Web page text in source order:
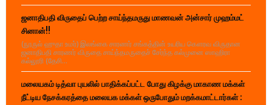
ஜனாதிபதி விருதைப் பெற்ற சாய்ந்தமருது மாணவன் அன்சார் முஹம்மட்
சினான்!!
(நூருல் ஹுதா உமர்) இலங்கை சாரணர் சங்கத்தின் உயரிய கௌரவ விருதான
ஜனாதிபதி சாரணர் விருதை சாய்ந்தமருதைச் சேர்ந்த கல்முனை ஸாஹிரா
கல்லூரி (தேசி...
மலையகம் டித்வா புயலில் பாதிக்கப்பட்ட போது கிழக்கு மாகாண மக்கள்
நீட்டிய நேசக்கரத்தை மலையக மக்கள் ஒருபோதும் மறக்கமாட்டார்கள் :